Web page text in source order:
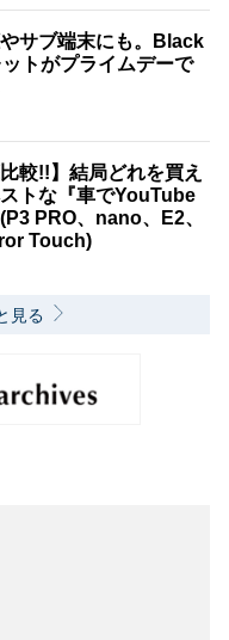
サブ端末にも。Black
トがプライムデーで
較!!】結局どれを買え
トな『車でYouTube
PRO、nano、E2、
Touch)
見る